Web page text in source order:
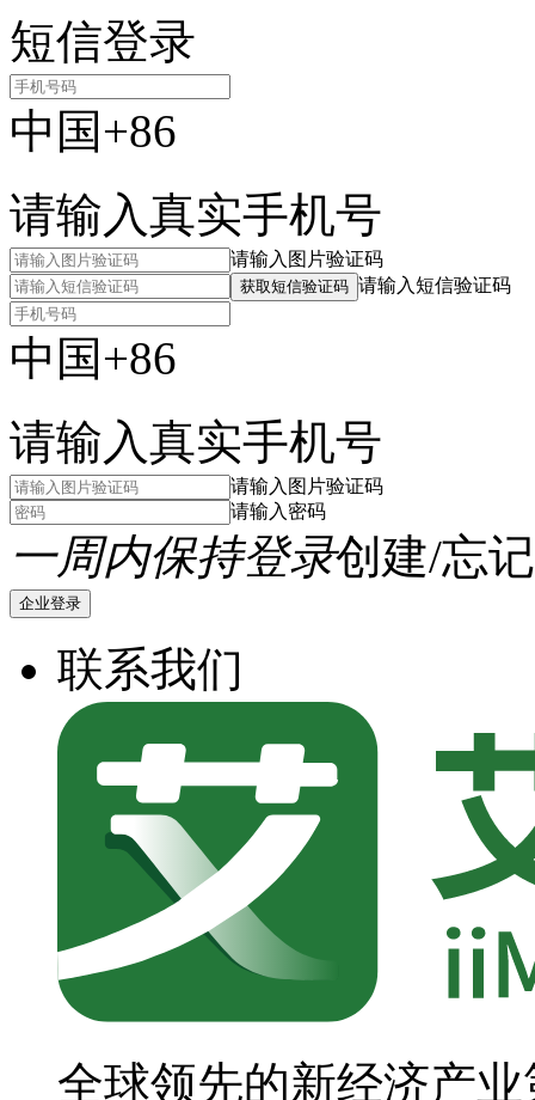
短信登录
中国+86
请输入真实手机号
请输入图片验证码
获取短信验证码 请输入短信验证码
中国+86
请输入真实手机号
请输入图片验证码
请输入密码
一周内保持登录创建/忘
企业登录
联系我们
全球领先的新经济产